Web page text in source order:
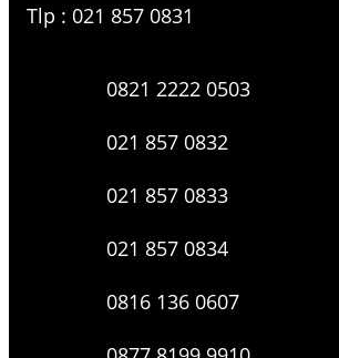
Tlp : 021 857 0831
0821 2222 0503
021 857 0832
021 857 0833
021 857 0834
0816 136 0607